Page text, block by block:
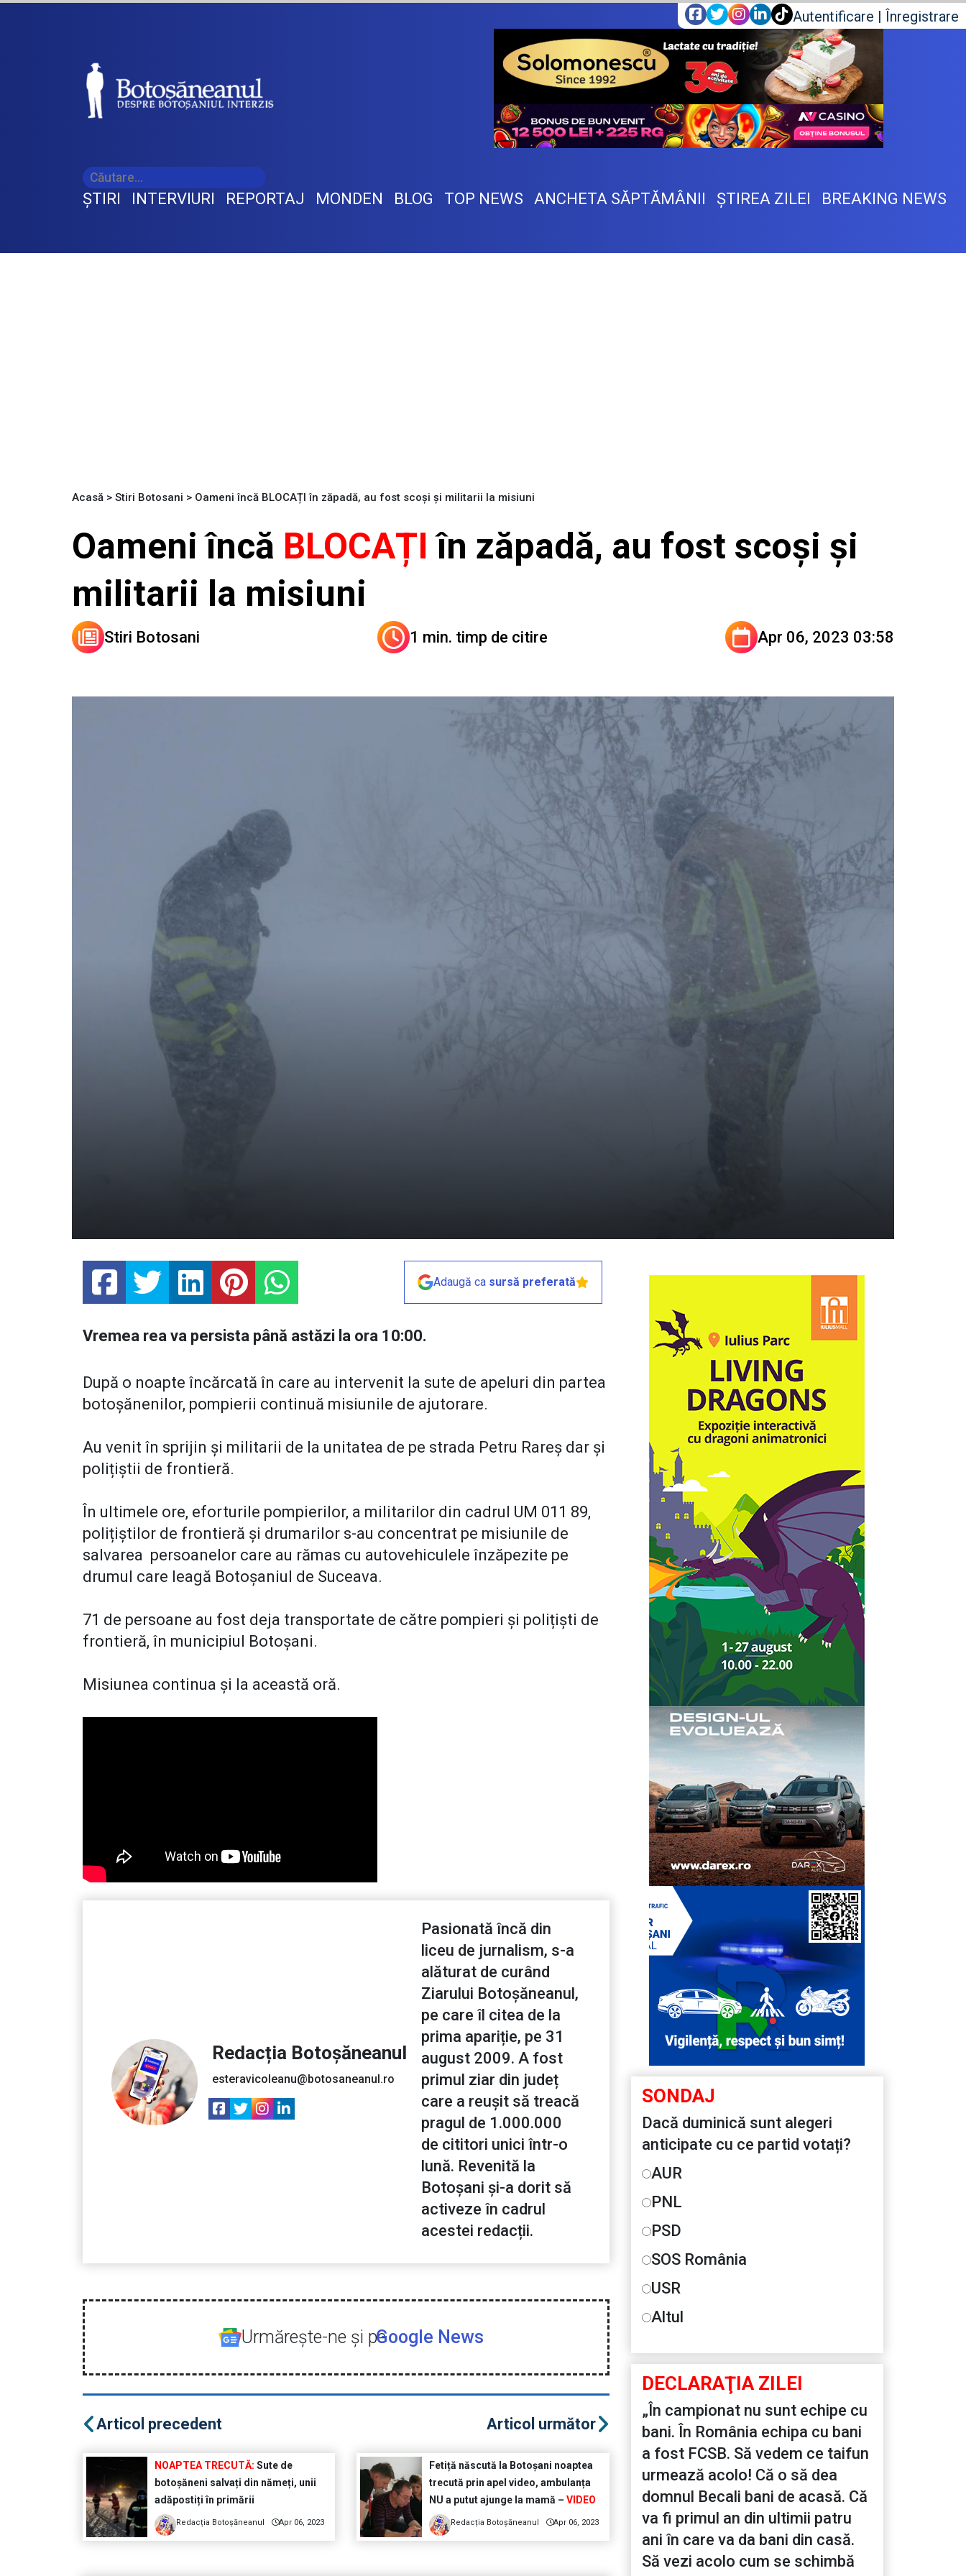
Autentificare | Înregistrare
ŞTIRI INTERVIURI REPORTAJ MONDEN BLOG TOP NEWS ANCHETA SĂPTĂMÂNII ŞTIREA ZILEI BREAKING NEWS
Acasă > Stiri Botosani > Oameni încă BLOCAȚI în zăpadă, au fost scoși și militarii la misiuni
Oameni încă BLOCAȚIîn zăpadă, au fost scoși și
militarii la misiuni
Stiri Botosani 1 min. timp de citire Apr 06, 2023 03:58
Adaugă ca sursă preferată
Vremea rea va persista până astăzi la ora 10:00.
După o noapte încărcată în care au intervenit la sute de apeluri din partea
botoșănenilor, pompierii continuă misiunile de ajutorare.
Au venit în sprijin și militarii de la unitatea de pe strada Petru Rareș dar și
polițiștii de frontieră.
În ultimele ore, eforturile pompierilor, a militarilor din cadrul UM 011 89,
polițiștilor de frontieră și drumarilor s-au concentrat pe misiunile de
salvarea persoanelor care au rămas cu autovehiculele înzăpezite pe
drumul care leagă Botoșaniul de Suceava.
71 de persoane au fost deja transportate de către pompieri și polițiști de
frontieră, în municipiul Botoșani.
Misiunea continua și la această oră.
Redacția Botoșăneanul
esteravicoleanu@botosaneanul.ro
Pasionată încă din
liceu de jurnalism, s-a
alăturat de curând
Ziarului Botoșăneanul,
pe care îl citea de la
prima apariție, pe 31
august 2009. A fost
primul ziar din județ
care a reușit să treacă
pragul de 1.000.000
de cititori unici într-o
lună. Revenită la
Botoșani și-a dorit să
activeze în cadrul
acestei redacții.
Urmăreşte-ne şi peGoogle News
Articol precedent
NOAPTEA TRECUTĂ:Sute de
botoșăneni salvați din nămeți, unii
adăpostiți în primării
Redacția Botoșăneanul Apr 06, 2023
Articol următor
Fetiță născută la Botoșani noaptea
trecută prin apel video, ambulanța
NU a putut ajunge la mamă – VIDEO
Redacția Botoșăneanul Apr 06, 2023
SONDAJ
Dacă duminică sunt alegeri
anticipate cu ce partid votați?
AUR
PNL
PSD
SOS România
USR
Altul
DECLARAŢIA ZILEI
„În campionat nu sunt echipe cu
bani. În România echipa cu bani
a fost FCSB. Să vedem ce taifun
urmează acolo! Că o să dea
domnul Becali bani de acasă. Că
va fi primul an din ultimii patru
ani în care va da bani din casă.
Să vezi acolo cum se schimbă